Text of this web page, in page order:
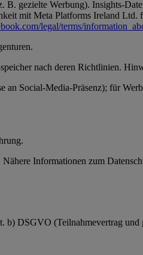
gezielte Werbung). Insights-
mit Meta Platforms Ireland Ltd.
legal/terms/
nach deren Richtlinien.
an Social-Media-Präsenz); für
Informationen zum
b) DSGVO (Teilnahmevertrag